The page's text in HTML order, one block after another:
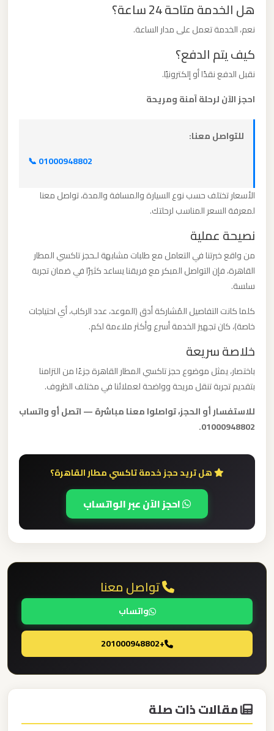
هل الخدمة متاحة 24 ساعة؟
نعم، الخدمة تعمل على مدار الساعة.
كيف يتم الدفع؟
نقبل الدفع نقدًا أو إلكترونيًا.
احجز الآن لرحلة آمنة ومريحة
للتواصل معنا:
📞 01000948802
الأسعار تختلف حسب نوع السيارة والمسافة والمدة، تواصل معنا
لمعرفة السعر المناسب لرحلتك.
نصيحة عملية
من واقع خبرتنا في التعامل مع طلبات مشابهة لـحجز تاكسي المطار
القاهرة، فإن التواصل المبكر مع فريقنا يساعد كثيرًا في ضمان تجربة
سلسة.
كلما كانت التفاصيل المُشاركة أدق (الموعد، عدد الركاب، أي احتياجات
خاصة)، كان تجهيز الخدمة أسرع وأكثر ملاءمة لكم.
خلاصة سريعة
باختصار، يمثل موضوع حجز تاكسي المطار القاهرة جزءًا من التزامنا
بتقديم تجربة تنقل مريحة وواضحة لعملائنا في مختلف الظروف.
للاستفسار أو الحجز، تواصلوا معنا مباشرة — اتصل أو واتساب
01000948802.
هل تريد حجز خدمة تاكسي مطار القاهرة؟
احجز الآن عبر الواتساب
تواصل معنا
واتساب
+201000948802
مقالات ذات صلة
العرب
والإسكندرية
ليموزين
مطار
ليموزين
مطار
العرب
الدولي
ليموزين
العرب
الاسكندرية
ليموزين
ليموزين
مطار
برج
العرب
الي
اسكندرية
ليموزين